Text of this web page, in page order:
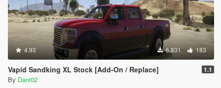
4.93 6.831 183
Vapid Sandking XL Stock [Add-On / Replace] 1.1
By Dani02